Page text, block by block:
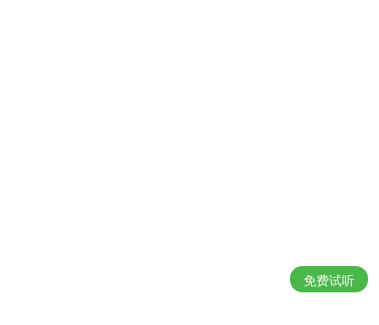
免费试听